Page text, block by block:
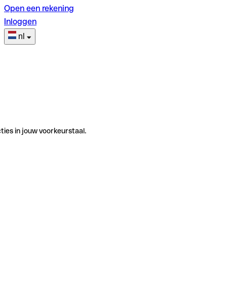
Open een rekening
Inloggen
nl
in jouw voorkeurstaal.